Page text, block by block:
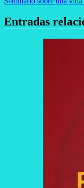
de
entradas
Entradas